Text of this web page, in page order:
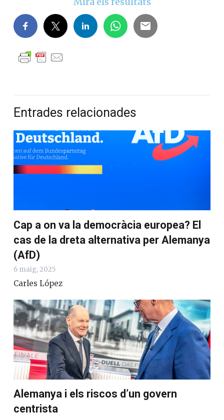
Mira els resultats
Entrades relacionades
Cap a on va la democràcia europea? El
cas de la dreta alternativa per
Alemanya (AfD)
6 maig, 2025
Carles López
Alemanya i els riscos d’un govern
centrista